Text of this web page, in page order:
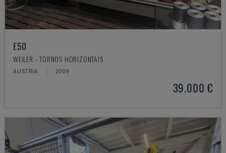
E50
WEILER - TORNOS HORIZONTAIS
ÁUSTRIA 2009
39.000 €